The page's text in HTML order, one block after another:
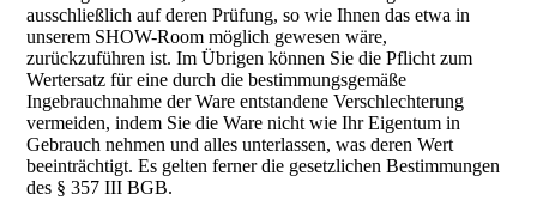
ausschließlich auf deren Prüfung, so wie Ihnen das etwa in
unserem SHOW-Room möglich gewesen wäre,
zurückzuführen ist. Im Übrigen können Sie die Pflicht zum
Wertersatz für eine durch die bestimmungsgemäße
Ingebrauchnahme der Ware entstandene Verschlechterung
vermeiden, indem Sie die Ware nicht wie Ihr Eigentum in
Gebrauch nehmen und alles unterlassen, was deren Wert
beeinträchtigt. Es gelten ferner die gesetzlichen Bestimmungen
des § 357 III BGB.